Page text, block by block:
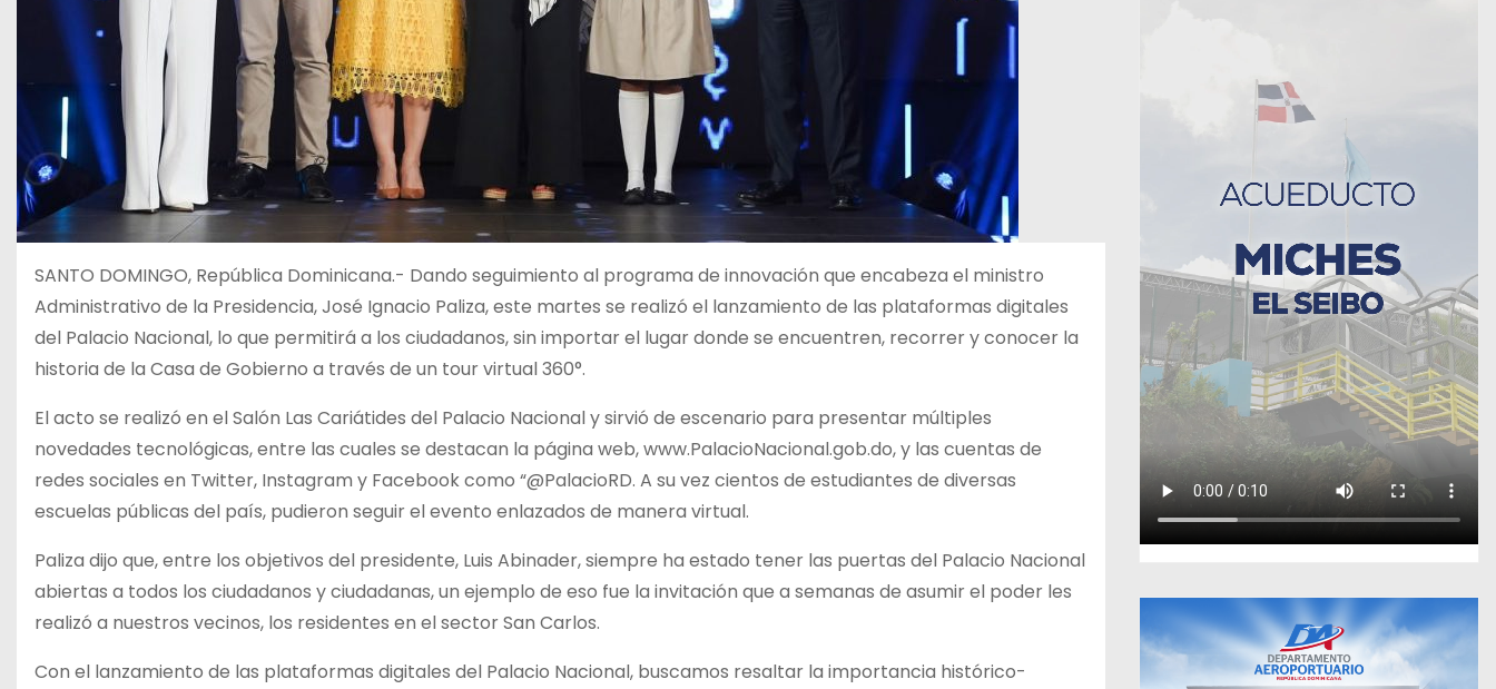
SANTO DOMINGO, República Dominicana.- Dando seguimiento al programa de innovación que encabeza el ministro
Administrativo de la Presidencia, José Ignacio Paliza, este martes se realizó el lanzamiento de las plataformas digitales
del Palacio Nacional, lo que permitirá a los ciudadanos, sin importar el lugar donde se encuentren, recorrer y conocer la
historia de la Casa de Gobierno a través de un tour virtual 360°.
El acto se realizó en el Salón Las Cariátides del Palacio Nacional y sirvió de escenario para presentar múltiples
novedades tecnológicas, entre las cuales se destacan la página web, www.PalacioNacional.gob.do, y las cuentas de
redes sociales en Twitter, Instagram y Facebook como “@PalacioRD. A su vez cientos de estudiantes de diversas
escuelas públicas del país, pudieron seguir el evento enlazados de manera virtual.
Paliza dijo que, entre los objetivos del presidente, Luis Abinader, siempre ha estado tener las puertas del Palacio Nacional
abiertas a todos los ciudadanos y ciudadanas, un ejemplo de eso fue la invitación que a semanas de asumir el poder les
realizó a nuestros vecinos, los residentes en el sector San Carlos.
Con el lanzamiento de las plataformas digitales del Palacio Nacional, buscamos resaltar la importancia histórico-